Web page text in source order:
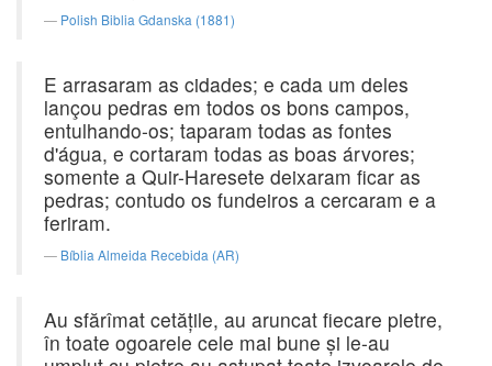
Polish Biblia Gdanska (1881)
E arrasaram as cidades; e cada um deles
lançou pedras em todos os bons campos,
entulhando-os; taparam todas as fontes
d'água, e cortaram todas as boas árvores;
somente a Quir-Haresete deixaram ficar as
pedras; contudo os fundeiros a cercaram e a
feriram.
Bíblia Almeida Recebida (AR)
Au sfărîmat cetăţile, au aruncat fiecare pietre,
în toate ogoarele cele mai bune şi le-au